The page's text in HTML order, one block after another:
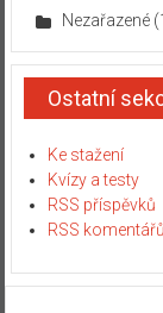
Nezařazené
Ostatní
Ke stažení
Kvízy a testy
RSS příspěvků
RSS komentářů